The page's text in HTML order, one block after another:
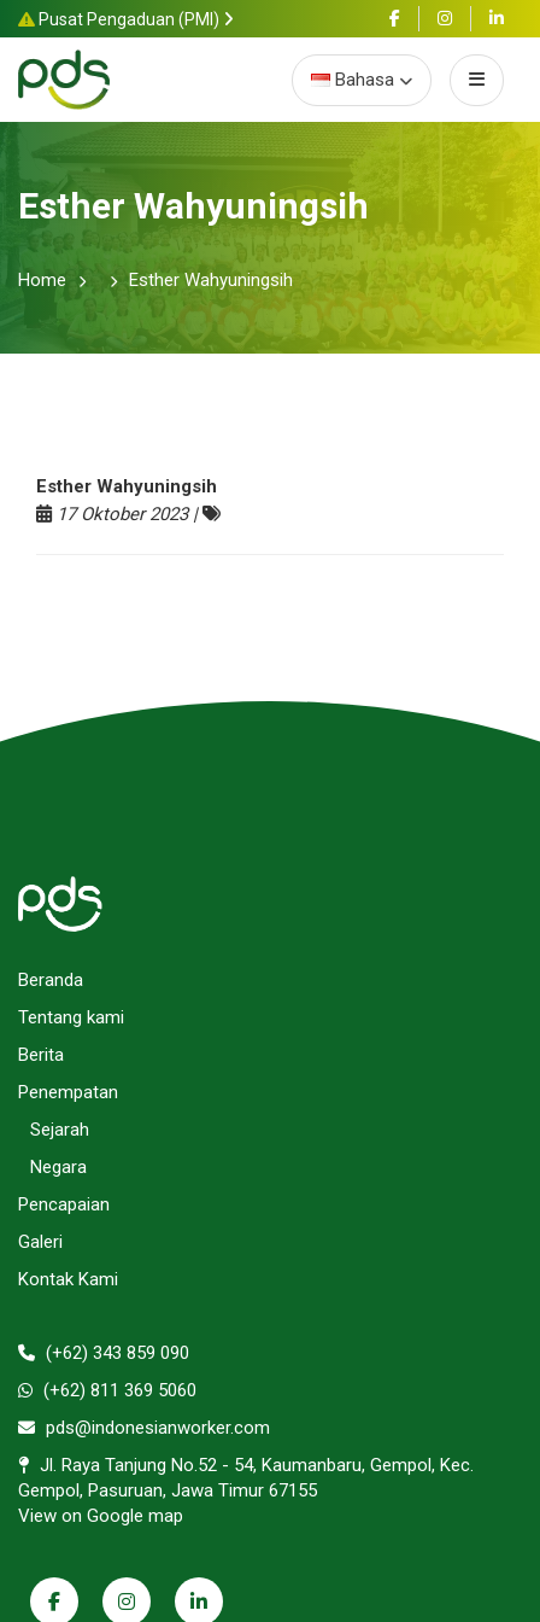
Pusat Pengaduan (PMI)
Bahasa
Esther Wahyuningsih
Home Esther Wahyuningsih
Esther Wahyuningsih
17 Oktober 2023 |
Beranda
Tentang kami
Berita
Penempatan
Sejarah
Negara
Pencapaian
Galeri
Kontak Kami
(+62) 343 859 090
(+62) 811 369 5060
pds@indonesianworker.com
Jl. Raya Tanjung No.52 - 54, Kaumanbaru, Gempol, Kec.
Gempol, Pasuruan, Jawa Timur 67155
View on Google map